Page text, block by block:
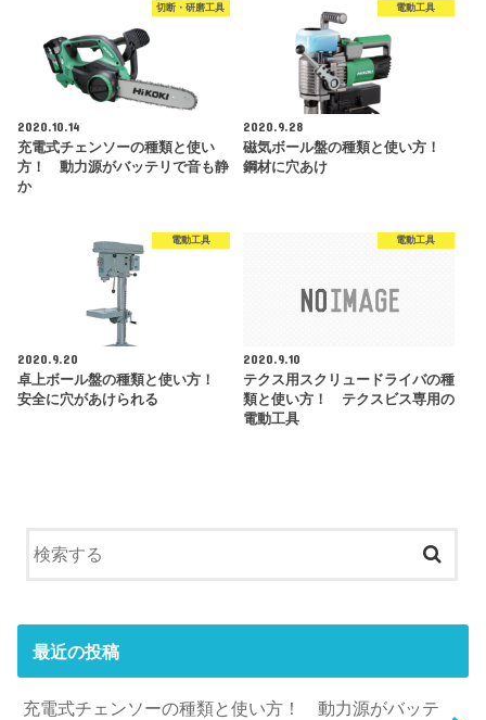
切断・研磨工具
2020.10.14
充電式チェンソーの種類と使い
方！ 動力源がバッテリで音も静
か
電動工具
2020.9.28
磁気ボール盤の種類と使い方！
鋼材に穴あけ
電動工具
2020.9.20
卓上ボール盤の種類と使い方！
安全に穴があけられる
電動工具
2020.9.10
テクス用スクリュードライバの種
類と使い方！ テクスビス専用の
電動工具
最近の投稿
充電式チェンソーの種類と使い方！ 動力源がバッテ